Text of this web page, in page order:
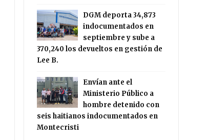
DGM deporta 34,873
indocumentados en
septiembre y sube a
370,240 los devueltos en gestión de
Lee B.
Envían ante el
Ministerio Público a
hombre detenido con
seis haitianos indocumentados en
Montecristi